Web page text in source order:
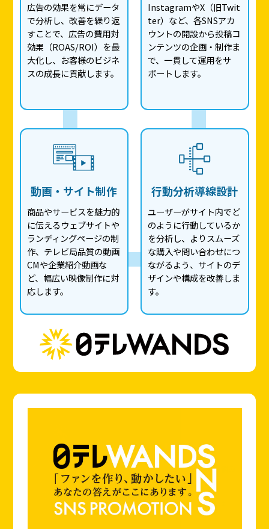
広告の効果を常にデータ
で分析し、改善を繰り返
すことで、広告の費用対
効果（ROAS/ROI）を最
大化し、お客様のビジネ
スの成長に貢献します。
InstagramやX（旧Twit
ter）など、各SNSアカ
ウントの開設から投稿コ
ンテンツの企画・制作ま
で、一貫して運用をサ
ポートします。
動画・サイト制作
商品やサービスを魅力的
に伝えるウェブサイトや
ランディングページの制
作、テレビ局品質の動画
CMや企業紹介動画な
ど、幅広い映像制作に対
応します。
行動分析導線設計
ユーザーがサイト内でど
のように行動しているか
を分析し、よりスムーズ
な購入や問い合わせにつ
ながるよう、サイトのデ
ザインや構成を改善しま
す。